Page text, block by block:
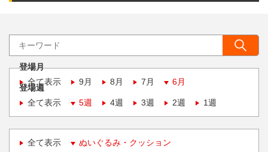
登場月
全て表示
9月 8月 7月 6月
登場週
全て表示
5週 4週 3週 2週 1週
全て表示 ぬいぐるみ・クッション